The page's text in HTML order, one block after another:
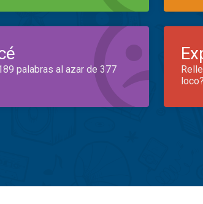
palabras al azar de 377
loco?